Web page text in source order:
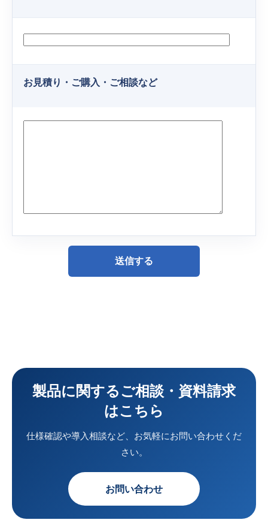
お見積り・ご購入・ご相談など
製品に関するご相談・資料請求
はこちら
仕様確認や導入相談など、お気軽にお問い合わせくだ
さい。
お問い合わせ